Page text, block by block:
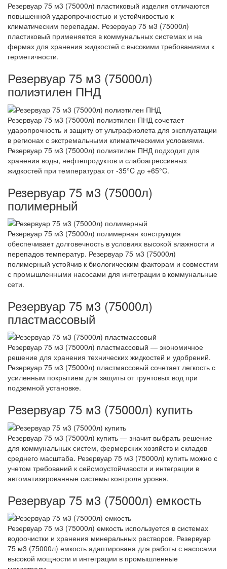
Резервуар 75 м3 (75000л) пластиковый изделия отличаются
повышенной ударопрочностью и устойчивостью к
климатическим перепадам. Резервуар 75 м3 (75000л)
пластиковый применяется в коммунальных системах и на
фермах для хранения жидкостей с высокими требованиями к
герметичности.
Резервуар 75 м3 (75000л)
полиэтилен ПНД
Резервуар 75 м3 (75000л) полиэтилен ПНД сочетает
ударопрочность и защиту от ультрафиолета для эксплуатации
в регионах с экстремальными климатическими условиями.
Резервуар 75 м3 (75000л) полиэтилен ПНД подходит для
хранения воды, нефтепродуктов и слабоагрессивных
жидкостей при температурах от -35°C до +65°C.
Резервуар 75 м3 (75000л)
полимерный
Резервуар 75 м3 (75000л) полимерная конструкция
обеспечивает долговечность в условиях высокой влажности и
перепадов температур. Резервуар 75 м3 (75000л)
полимерный устойчив к биологическим факторам и совместим
с промышленными насосами для интеграции в коммунальные
сети.
Резервуар 75 м3 (75000л)
пластмассовый
Резервуар 75 м3 (75000л) пластмассовый — экономичное
решение для хранения технических жидкостей и удобрений.
Резервуар 75 м3 (75000л) пластмассовый сочетает легкость с
усиленным покрытием для защиты от грунтовых вод при
подземной установке.
Резервуар 75 м3 (75000л) купить
Резервуар 75 м3 (75000л) купить — значит выбрать решение
для коммунальных систем, фермерских хозяйств и складов
среднего масштаба. Резервуар 75 м3 (75000л) купить можно с
учетом требований к сейсмоустойчивости и интеграции в
автоматизированные системы контроля уровня.
Резервуар 75 м3 (75000л) емкость
Резервуар 75 м3 (75000л) емкость используется в системах
водоочистки и хранения минеральных растворов. Резервуар
75 м3 (75000л) емкость адаптирована для работы с насосами
высокой мощности и интеграции в промышленные